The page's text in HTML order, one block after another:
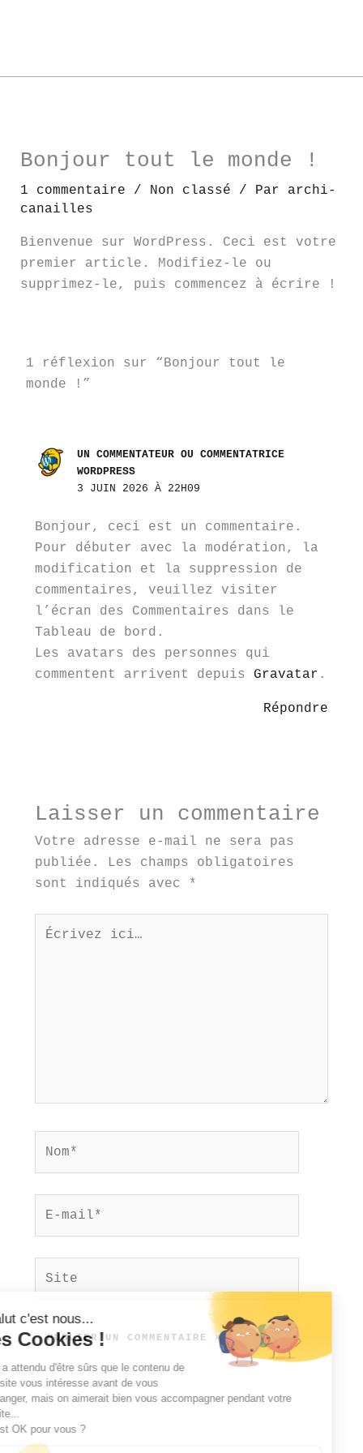
Bonjour tout le monde !
1 commentaire / Non classé / Par archi-
canailles
Bienvenue sur WordPress. Ceci est votre
premier article. Modifiez-le ou
supprimez-le, puis commencez à écrire !
1 réflexion sur “Bonjour tout le
monde !”
UN COMMENTATEUR OU COMMENTATRICE
WORDPRESS
3 JUIN 2026 À 22H09
Bonjour, ceci est un commentaire.
Pour débuter avec la modération, la
modification et la suppression de
commentaires, veuillez visiter
l’écran des Commentaires dans le
Tableau de bord.
Les avatars des personnes qui
commentent arrivent depuis Gravatar .
Répondre
Laisser un commentaire
Votre adresse e-mail ne sera pas
publiée.
Les champs obligatoires
sont indiqués avec
*
Écrivez